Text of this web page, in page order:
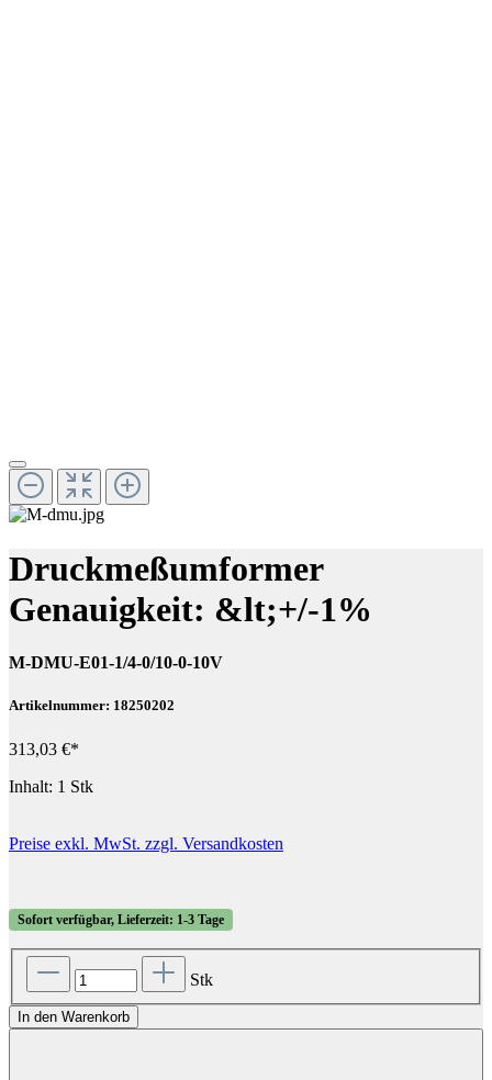
Druckmeßumformer
Genauigkeit: &lt;+/-1%
M-DMU-E01-1/4-0/10-0-10V
Artikelnummer: 18250202
313,03 €*
Inhalt: 1 Stk
Preise exkl. MwSt. zzgl. Versandkosten
Sofort verfügbar, Lieferzeit: 1-3 Tage
Stk
In den Warenkorb